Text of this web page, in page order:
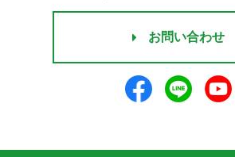
お問い合わせ